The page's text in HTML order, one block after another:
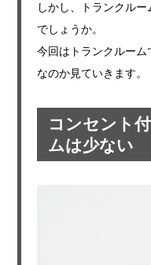
しかし、トランクル
でしょうか。
今回はトランクルー
なのか見ていきます。
コンセント
ムは少ない